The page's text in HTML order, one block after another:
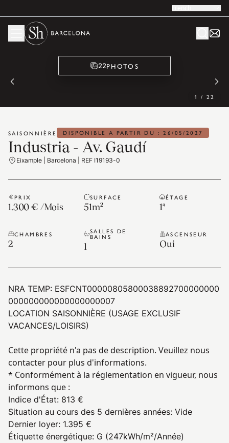
French
22PHOTOS
1 / 22
SAISONNIÈRE DISPONIBLE A PARTIR DU : 26/05/2027
Industria - Av. Gaudí
Eixample | Barcelona | REF I19193-0
PRIX
1.300 € /Mois
SURFACE
51m²
ÉTAGE
1ª
CHAMBRES
2
SALLES DE
BAINS
1
ASCENSEUR
Oui
NRA TEMP: ESFCNT00000805800038892700000000
000000000000000000007
LOCATION SAISONNIÈRE (USAGE EXCLUSIF
VACANCES/LOISIRS)
Cette propriété n'a pas de description. Veuillez nous
contacter pour plus d'informations.
* Conformément à la réglementation en vigueur, nous
informons que :
Indice d'État: 813 €
Situation au cours des 5 dernières années: Vide
Dernier loyer: 1.395 €
Étiquette énergétique: G (247kWh/m²/Année)